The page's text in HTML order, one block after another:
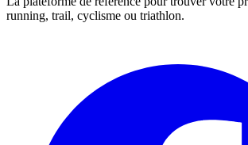
running, trail, cyclisme ou triathlon.